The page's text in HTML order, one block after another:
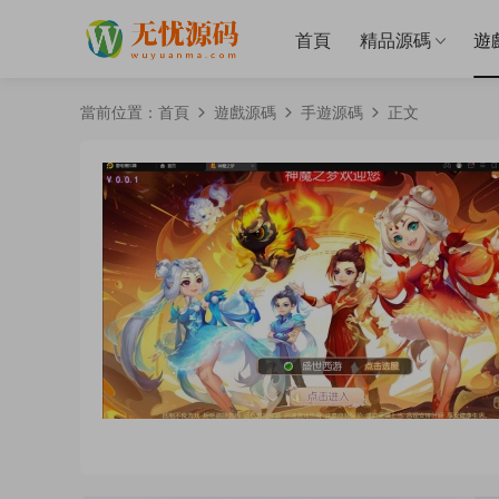
首頁 精品源碼 遊
當前位置： 首頁 遊戲源碼 手遊源碼 正文